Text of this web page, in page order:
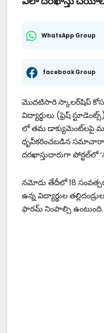
WhatsApp Group
facebook Group
మొదటిసారి స్కాలర్‌షిప్ కోసం
విద్యార్థులు (ఫ్రెష్
లో తమ డాక్యుమెంట్‌లపై
ధృవీకరించబడిన
దరఖాస్తుదారుగా పోర్టల్‌లో
నమోదు తేదీలో 18
ఉన్న విద్యార్థుల
ఫారమ్ నింపాల్సి ఉంటుంది.